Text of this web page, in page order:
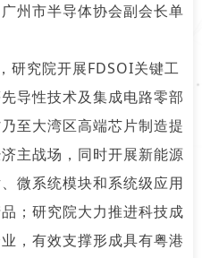
州市半导体协会副会长单
研究院开展FDSOI关键工
导性技术及集成电路零部
至大湾区高端芯片制造提
主战场，同时开展新能源
微系统模块和系统级应用
；研究院大力推进科技成
，有效支撑形成具有粤港